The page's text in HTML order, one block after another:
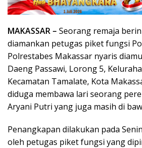
MAKASSAR – Seorang remaja
diamankan petugas piket fungsi
Polrestabes Makassar nyaris
Daeng Passawi, Lorong 5,
Kecamatan Tamalate, Kota
diduga membawa lari seorang
Aryani Putri yang juga masih di
Penangkapan dilakukan pada
oleh petugas piket fungsi yang